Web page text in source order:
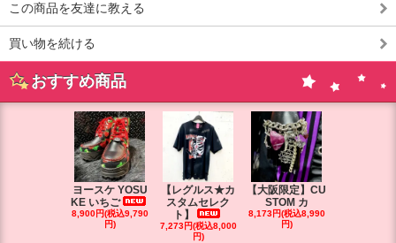
この商品を友達に教える
買い物を続ける
おすすめ商品
ヨースケ YOSU
KE いちご
8,900円(税込9,790
円)
【レグルス★カ
スタムセレク
ト】
7,273円(税込8,000
円)
【大阪限定】CU
STOM カ
8,173円(税込8,990
円)